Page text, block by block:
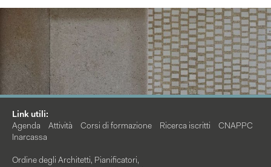
Link utili:
Agenda
Attività Corsi di formazione Ricerca iscritti
CNAPPC
Inarcassa
Ordine degli Architetti, Pianificatori,